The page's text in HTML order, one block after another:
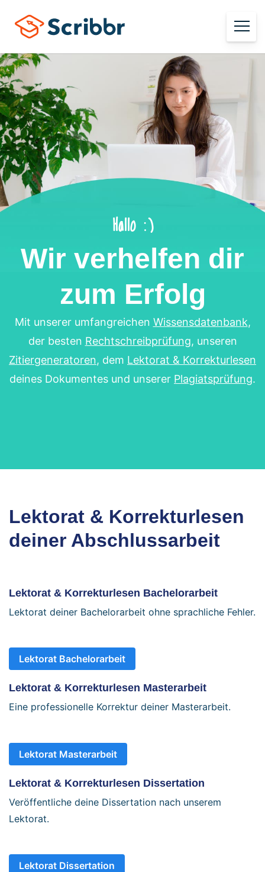
Hallo :)
Wir verhelfen dir
zum Erfolg
Mit unserer umfangreichen Wissensdatenbank,
der besten Rechtschreibprüfung, unseren
Zitiergeneratoren, dem Lektorat & Korrekturlesen
deines Dokumentes und unserer Plagiatsprüfung.
Lektorat & Korrekturlesen
deiner Abschlussarbeit
Lektorat & Korrekturlesen Bachelorarbeit
Lektorat deiner Bachelorarbeit ohne sprachliche Fehler.
Lektorat Bachelorarbeit
Lektorat & Korrekturlesen Masterarbeit
Eine professionelle Korrektur deiner Masterarbeit.
Lektorat Masterarbeit
Lektorat & Korrekturlesen Dissertation
Veröffentliche deine Dissertation nach unserem
Lektorat.
Lektorat Dissertation